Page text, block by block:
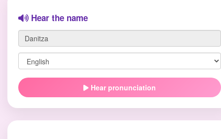
Hear the name
Hear pronunciation